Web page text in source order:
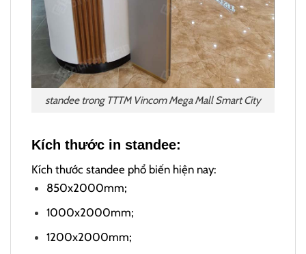
standee trong TTTM Vincom Mega Mall Smart City
Kích thước in standee:
Kích thước standee phổ biến hiện nay:
850x2000mm;
1000x2000mm;
1200x2000mm;